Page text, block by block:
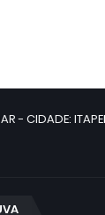
- CIDADE: